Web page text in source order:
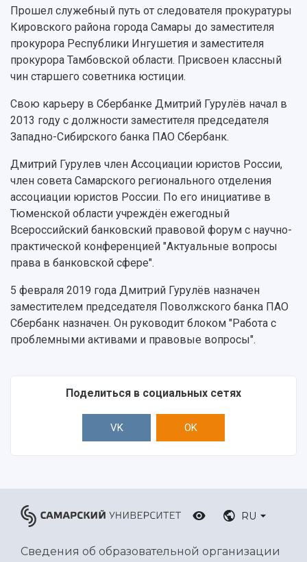
3D-тур по университету
Музеи
Учебный аэродром
Центр истории авиационных двигателей
Ботанический сад
Международный межвузовский кампус
Сведения об образовательной организации
Официальные документы
Публикации и издания
Отчеты о проведенных конференциях
Прошел служебный путь от следователя прокуратуры
Кировского района города Самары до заместителя
прокурора Республики Ингушетия и заместителя
прокурора Тамбовской области. Присвоен классный
чин старшего советника юстиции.
Свою карьеру в Сбербанке Дмитрий Гурулёв начал в
2013 году с должности заместителя председателя
Западно-Сибирского банка ПАО Сбербанк.
Дмитрий Гурулев член Ассоциации юристов России,
член совета Самарского регионального отделения
ассоциации юристов России. По его инициативе в
Тюменской области учреждён ежегодный
Всероссийский банковский правовой форум с научно-
практической конференцией "Актуальные вопросы
права в банковской сфере".
5 февраля 2019 года Дмитрий Гурулёв назначен
заместителем председателя Поволжского банка ПАО
Сбербанк назначен. Он руководит блоком "Работа с
проблемными активами и правовые вопросы".
Поделиться в социальных сетях
VK OK
RU
Сведения об образовательной организации